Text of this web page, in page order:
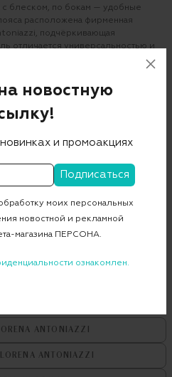
блеском, по бокам — удобные
расположена фирменная
подчёркивающая
отличается универсальностью и
LORENA ANTONIAZZI
A2552PA01C/4948
выдачи
ANTONIAZZI
LORENA ANTONIAZZI
новостную
и промоакциях
моих персональных
новостной и рекламной
магазина ПЕРСОНА.
ознакомлен.